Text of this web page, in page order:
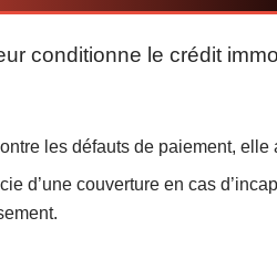
conditionne le crédit
les défauts de paiement,
d’une couverture en cas